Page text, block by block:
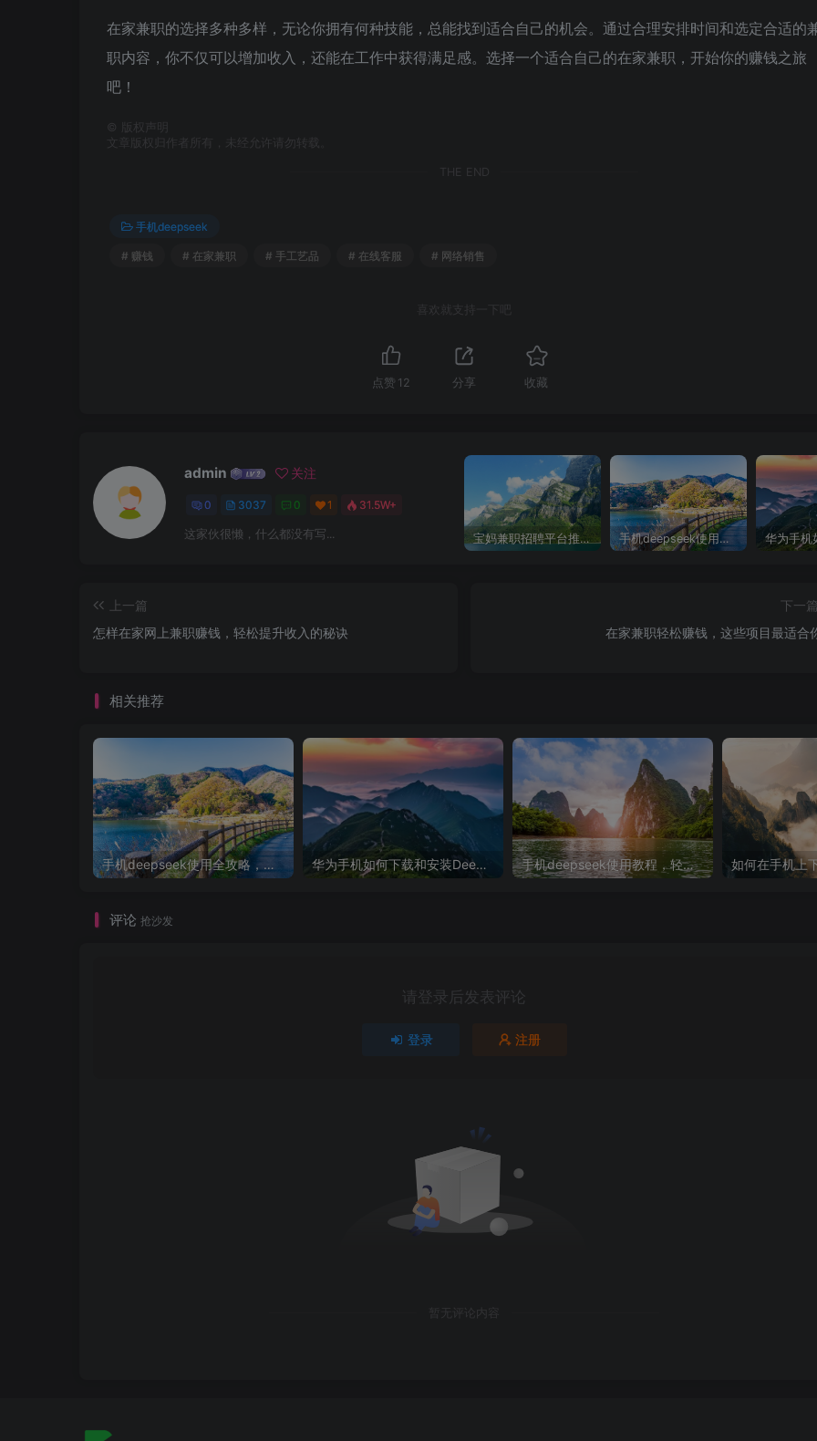
在家兼职的选择多种多样，无论你拥有何种技能，总能找到适合自己的机会。通过合理安排时间和选定合适的
职内容，你不仅可以增加收入，还能在工作中获得满足感。选择一个适合自己的在家兼职，开始你的赚钱之旅
吧！
©
版权声明
文章版权归作者所有，未经允许请勿转载。
THE END
手机deepseek
# 赚钱 # 在家兼职 # 手工艺品 # 在线客服 # 网络销售
喜欢就支持一下吧
点赞 12 分享 收藏
admin 关注
0 3037 0 1 31.5W+
这家伙很懒，什么都没有写... 宝妈兼职招聘平台推荐，轻松找到理想工作！ 手机deepseek使用全攻略，轻松实现画图与炒股功能
上一篇
怎样在家网上兼职赚钱，轻松提升收入的秘诀
下一
在家兼职轻松赚钱，这些项目最适合
相关推荐
手机deepseek使用全攻略，轻松实现画图与炒股功能 华为手机如何下载和安装DeepSeek超级教程 手机deepseek使用教程，轻松掌握画图与炒股技巧
评论 抢沙发
请登录后发表评论
登录 注册
暂无评论内容